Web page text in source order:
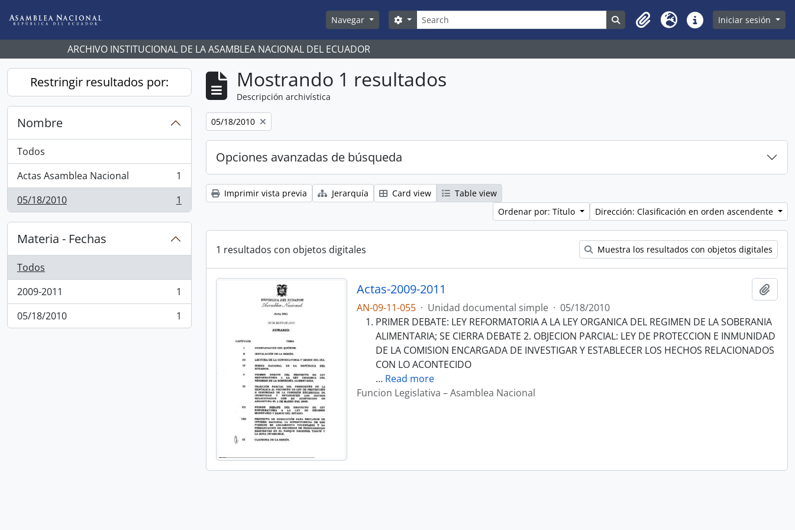
Navegar
Búsqueda
Search options Search in browse page
Clipboard
Idioma Enlaces rápidos
Iniciar sesión
ARCHIVO INSTITUCIONAL DE LA ASAMBLEA NACIONAL DEL ECUADOR
Restringir resultados por:
Nombre
Todos
Actas Asamblea Nacional
, 1 resultados
1
05/18/2010
, 1 resultados 1
Materia - Fechas
Todos
2009-2011
, 1 resultados
1
05/18/2010
, 1 resultados 1
Mostrando 1 resultados
Descripción archivística
Remove filter:
05/18/2010
Opciones avanzadas de búsqueda
Imprimir vista previa Jerarquía Card view
Table view
Ordenar por: Título
Dirección: Clasificación en orden ascendente
1 resultados con objetos digitales Muestra los resultados con objetos digitales
Actas-2009-2011
AN-09-11-055 · Unidad documental simple · 05/18/2010
PRIMER DEBATE: LEY REFORMATORIA A LA LEY ORGANICA DEL REGIMEN DE LA SOBERANIA
ALIMENTARIA; SE CIERRA DEBATE 2. OBJECION PARCIAL: LEY DE PROTECCION E INMUNIDAD
DE LA COMISION ENCARGADA DE INVESTIGAR Y ESTABLECER LOS HECHOS RELACIONADOS
CON LO ACONTECIDO
… Read more
Funcion Legislativa – Asamblea Nacional